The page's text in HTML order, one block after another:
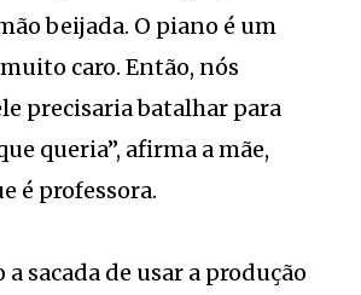
beijada. O piano é um
caro. Então, nós
precisaria batalhar para
queria”, afirma a mãe,
é professora.
a sacada de usar a produção